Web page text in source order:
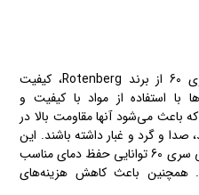
اولین ویژگی مهم پنجره لولایی سری 60 از برند Rotenberg، کیفیت
استفاده از مواد با کیفیت و
باعث می‌شود آنها مقاومت بالا در
صدا و گرد و غبار داشته باشند. این
ویژگی باعث می‌شود پنجره‌های لولایی سری 60 توانایی حفظ دمای مناسب
همچنین باعث کاهش هزینه‌های